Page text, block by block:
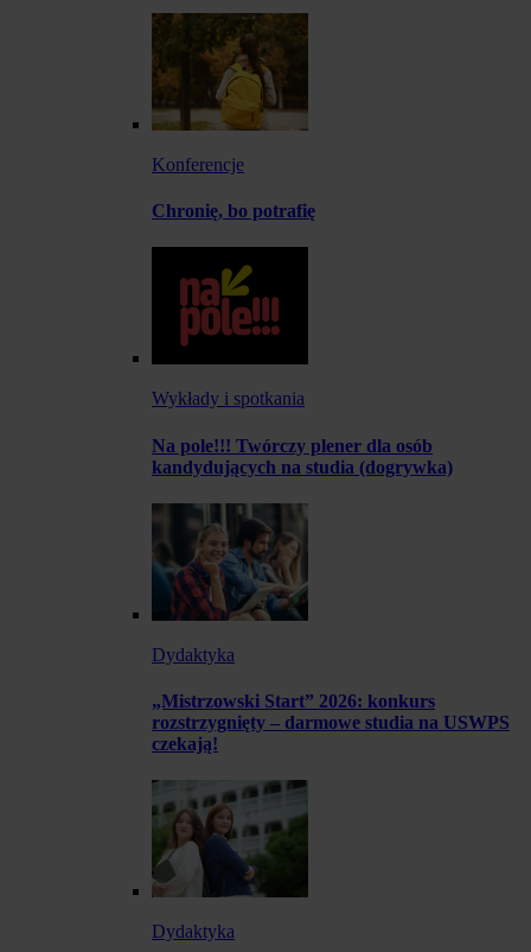
Konferencje
Chronię, bo potrafię
Wykłady i spotkania
Na pole!!! Twórczy plener dla osób
kandydujących na studia (dogrywka)
Dydaktyka
„Mistrzowski Start” 2026: konkurs
rozstrzygnięty – darmowe studia na USWPS
czekają!
Dydaktyka